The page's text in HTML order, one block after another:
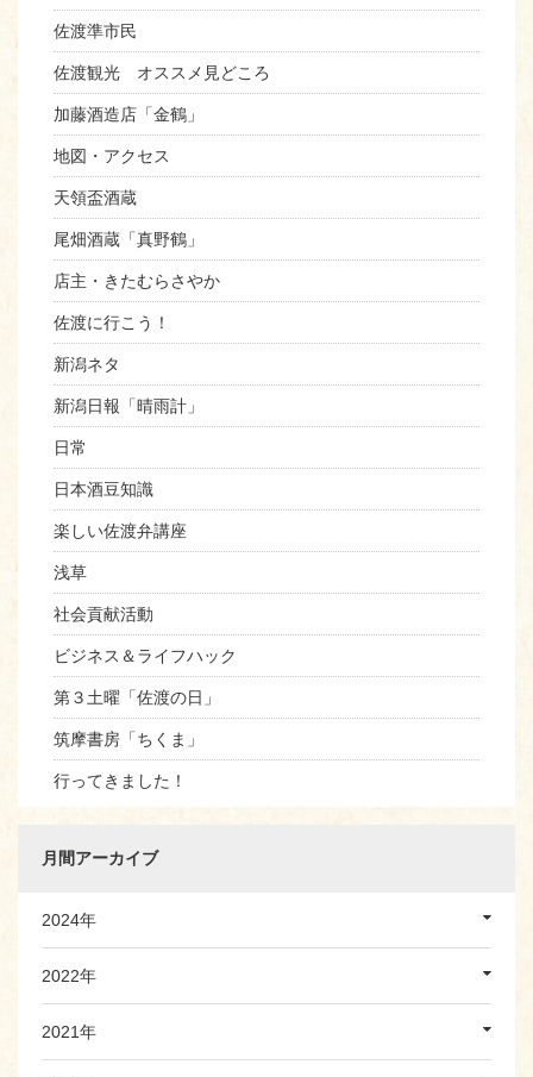
佐渡準市民
佐渡観光 オススメ見どころ
加藤酒造店「金鶴」
地図・アクセス
天領盃酒蔵
尾畑酒蔵「真野鶴」
店主・きたむらさやか
佐渡に行こう！
新潟ネタ
新潟日報「晴雨計」
日常
日本酒豆知識
楽しい佐渡弁講座
浅草
社会貢献活動
ビジネス＆ライフハック
第３土曜「佐渡の日」
筑摩書房「ちくま」
行ってきました！
月間アーカイブ
2024年
2022年
2021年